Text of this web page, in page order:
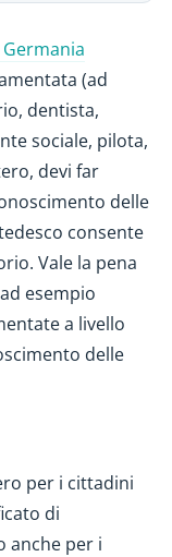
(ad
dentista,
sociale, pilota,
devi far
delle
consente
Vale la pena
esempio
a livello
delle
per i cittadini
di
anche per i